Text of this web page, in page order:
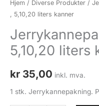
Hjem / Diverse Produkter /
, 5,10,20 liters kanner
5,10,20 liters
kr 35,00 inkl. mva.
1 stk. Jerrykannepakning.